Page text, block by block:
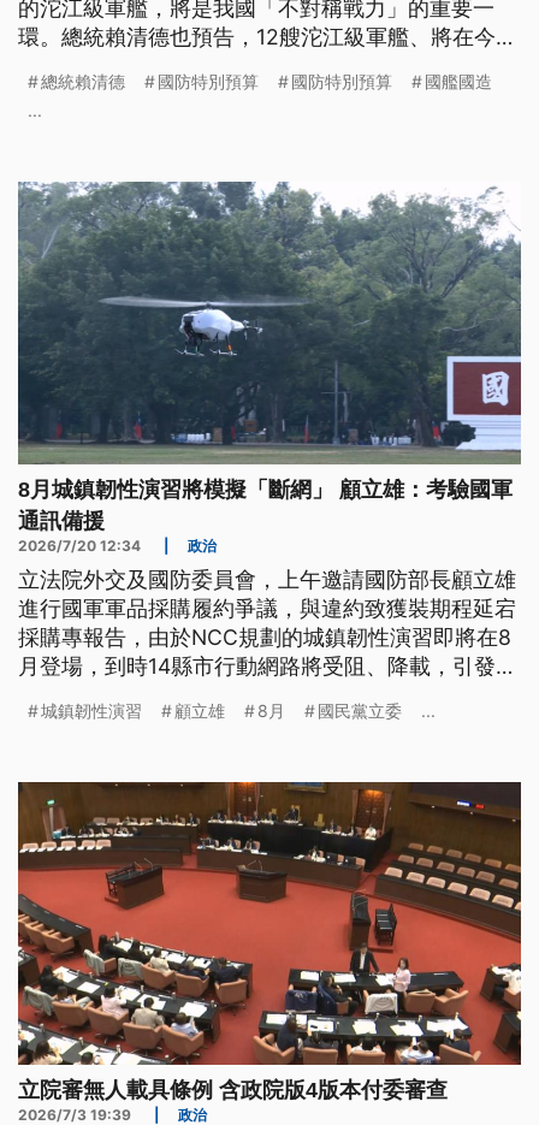
的沱江級軍艦，將是我國「不對稱戰力」的重要一
環。總統賴清德也預告，12艘沱江級軍艦、將在今
總統賴清德 國防特別預算 國防特別預算
國艦國造
...
8月城鎮韌性演習將模擬「斷網」 顧立雄：考驗國軍
通訊備援
2026/7/20 12:34 政治
立法院外交及國防委員會，上午邀請國防部長顧立雄
進行國軍軍品採購履約爭議，與違約致獲裝期程延宕
採購專報告，由於NCC規劃的城鎮韌性演習即將在8
月登場，到時14縣市行動網路將受阻、降載，引發外
境、指管通訊備援的能力，日後應該會再擴及到其他
城鎮韌性演習 顧立雄 8月 國民黨立委 ...
立院審無人載具條例 含政院版4版本付委審查
2026/7/3 19:39 政治